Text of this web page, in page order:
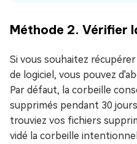
Méthode 2. Vérifier
Si vous souhaitez
de logiciel, vous pouvez
Par défaut, la corbeille
supprimés pendant 30
trouviez vos fichiers
vidé la corbeille